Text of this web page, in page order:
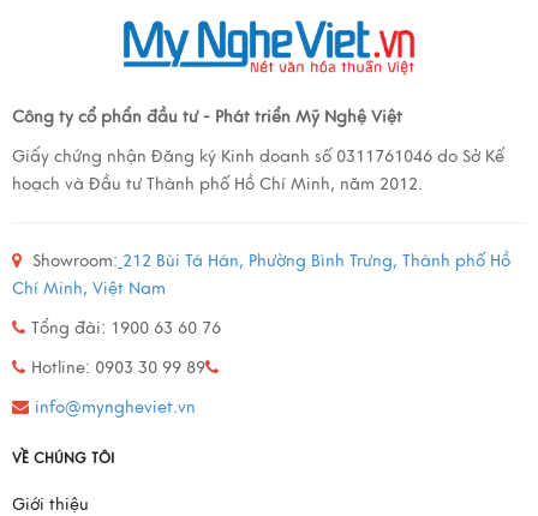
Công ty cổ phẩn đầu tư - Phát triển Mỹ Nghệ Việt
Giấy chứng nhận Đăng ký Kinh doanh số 0311761046 do Sở Kế
hoạch và Đầu tư Thành phố Hồ Chí Minh, năm 2012.
Showroom: 212 Bùi Tá Hán, Phường Bình Trưng, Thành phố Hồ
Chí Minh, Việt Nam
Tổng đài: 1900 63 60 76
Hotline: 0903 30 99 89
info@myngheviet.vn
VỀ CHÚNG TÔI
Giới thiệu